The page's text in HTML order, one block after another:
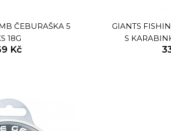
ČEBURAŠKA 5
18G
Kč
GIANTS
S
SWIVEL